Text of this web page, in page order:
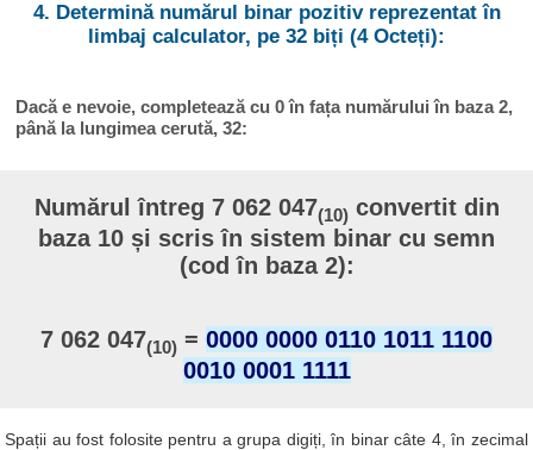
4. Determină numărul binar pozitiv reprezentat în
limbaj calculator, pe 32 biți (4 Octeți):
Dacă e nevoie, completează cu 0 în fața numărului în baza 2,
până la lungimea cerută, 32:
Numărul întreg 7 062 047(10) convertit din
baza 10 și scris în sistem binar cu semn
(cod în baza 2):
7 062 047(10) = 0000 0000 0110 1011 1100
0010 0001 1111
Spații au fost folosite pentru a grupa digiți, în binar câte 4, în zecimal